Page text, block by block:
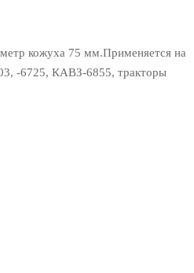
кожуха 75 мм.Применяется на
-6725, КАВЗ-6855, тракторы